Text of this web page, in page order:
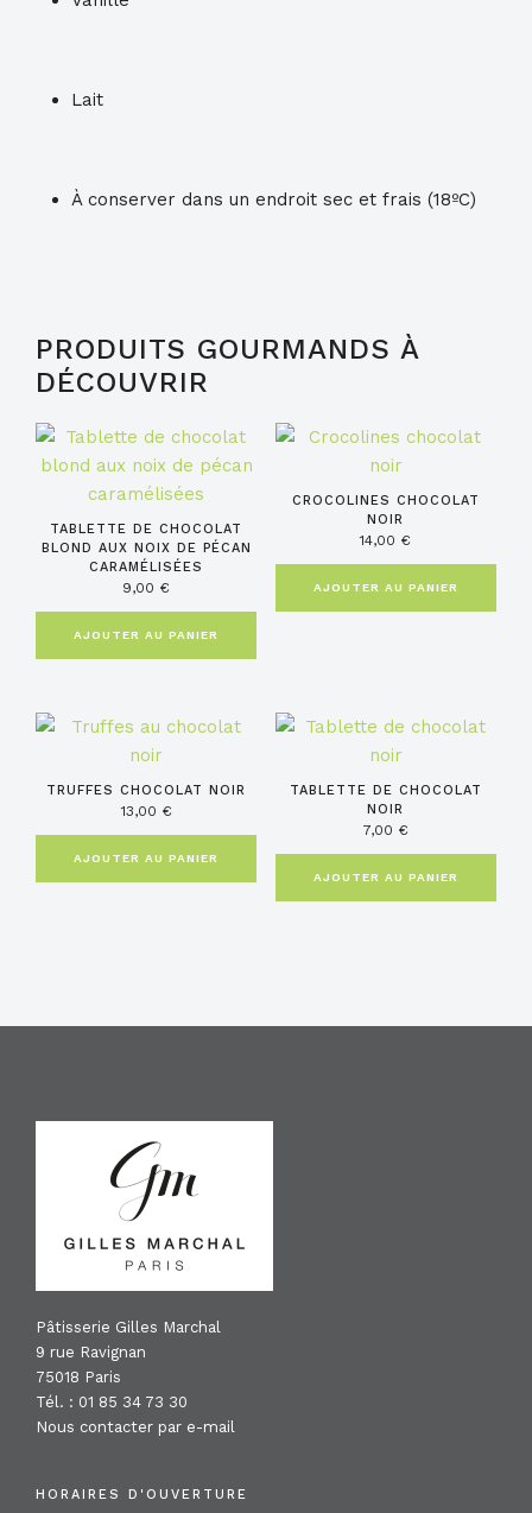
Lait
À conserver dans un endroit sec et frais (18ºC)
PRODUITS GOURMANDS À
DÉCOUVRIR
TABLETTE DE CHOCOLAT
BLOND AUX NOIX DE PÉCAN
CARAMÉLISÉES
9,00 €
AJOUTER AU PANIER
CROCOLINES CHOCOLAT
NOIR
14,00 €
AJOUTER AU PANIER
TRUFFES CHOCOLAT NOIR
13,00 €
AJOUTER AU PANIER
TABLETTE DE CHOCOLAT
NOIR
7,00 €
AJOUTER AU PANIER
FOOTER
Pâtisserie Gilles Marchal
9 rue Ravignan
75018 Paris
Tél. : 01 85 34 73 30
Nous contacter par e-mail
HORAIRES D'OUVERTURE